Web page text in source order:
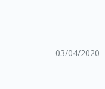
03/04/2020